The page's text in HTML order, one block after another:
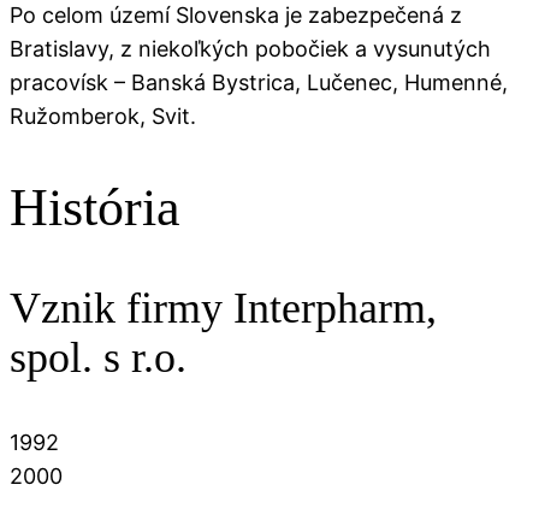
Po celom území Slovenska je zabezpečená z
Bratislavy, z niekoľkých pobočiek a vysunutých
pracovísk – Banská Bystrica, Lučenec, Humenné,
Ružomberok, Svit.
História
Vznik firmy Interpharm,
spol. s r.o.
1992
2000